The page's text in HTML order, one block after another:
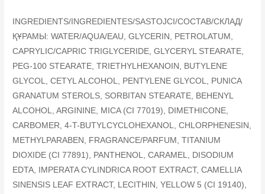
INGREDIENTS/INGREDIENTES/SASTOJCI/COCTAB/СКЛАД/
ҚҰРАМЫ: WATER/AQUA/EAU, GLYCERIN, PETROLATUM,
CAPRYLIC/CAPRIC TRIGLYCERIDE, GLYCERYL STEARATE,
PEG-100 STEARATE, TRIETHYLHEXANOIN, BUTYLENE
GLYCOL, CETYL ALCOHOL, PENTYLENE GLYCOL, PUNICA
GRANATUM STEROLS, SORBITAN STEARATE, BEHENYL
ALCOHOL, ARGININE, MICA (CI 77019), DIMETHICONE,
CARBOMER, 4-T-BUTYLCYCLOHEXANOL, CHLORPHENESIN,
METHYLPARABEN, FRAGRANCE/PARFUM, TITANIUM
DIOXIDE (CI 77891), PANTHENOL, CARAMEL, DISODIUM
EDTA, IMPERATA CYLINDRICA ROOT EXTRACT, CAMELLIA
SINENSIS LEAF EXTRACT, LECITHIN, YELLOW 5 (CI 19140),